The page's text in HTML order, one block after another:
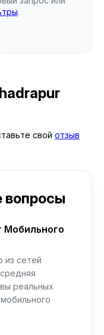
.
свой отзыв
вопросы
Мобильного
из сетей
реальных